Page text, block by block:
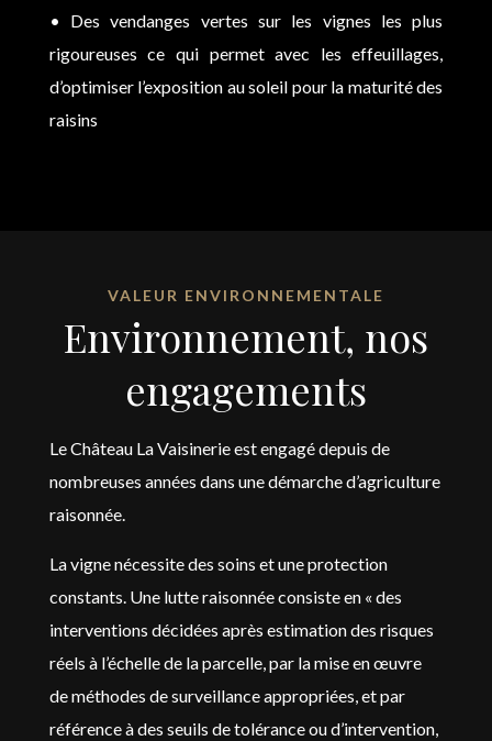
• Des vendanges vertes sur les vignes les plus
rigoureuses ce qui permet avec les effeuillages,
d’optimiser l’exposition au soleil pour la maturité des
raisins
VALEUR ENVIRONNEMENTALE
Environnement, nos
engagements
Le Château La Vaisinerie est engagé depuis de
nombreuses années dans une démarche d’agriculture
raisonnée.
La vigne nécessite des soins et une protection
constants. Une lutte raisonnée consiste en « des
interventions décidées après estimation des risques
réels à l’échelle de la parcelle, par la mise en œuvre
de méthodes de surveillance appropriées, et par
référence à des seuils de tolérance ou d’intervention,